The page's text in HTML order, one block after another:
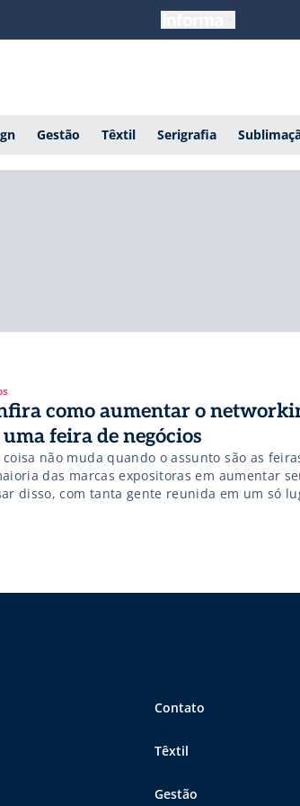
Gestão Têxtil Serigrafia
como aumentar o
feira de negócios
coisa não muda quando o assunto são as
das marcas expositoras em aumentar
disso, com tanta gente reunida em um só
desse tipo têm de ampliar a sua rede
Contato
Têxtil
Gestão